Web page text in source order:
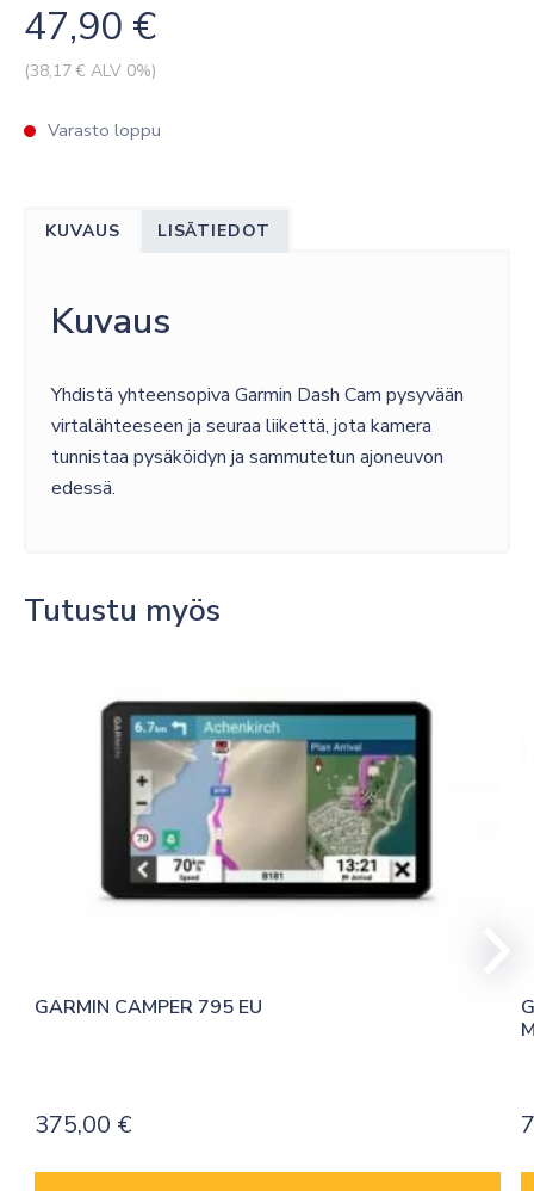
47,90 €
(38,17€ ALV 0%)
Varasto loppu
KUVAUS LISÄTIEDOT
Kuvaus
Yhdistä yhteensopiva Garmin Dash Cam pysyvään
virtalähteeseen ja seuraa liikettä, jota kamera
tunnistaa pysäköidyn ja sammutetun ajoneuvon
edessä.
Tutustu myös
GARMIN CAMPER 795 EU
375,00 €